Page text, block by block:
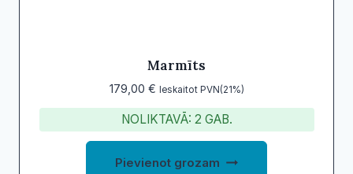
Marmīts
179,00 € Ieskaitot PVN(21%)
NOLIKTAVĀ: 2 GAB.
Pievienot grozam